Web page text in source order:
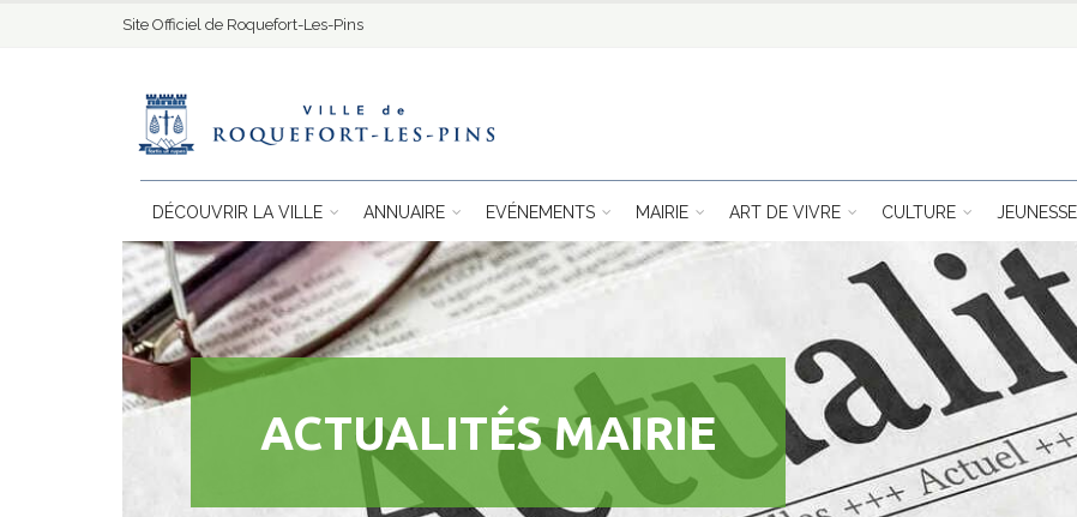
Site Officiel de Roquefort-Les-Pins
DÉCOUVRIR LA VILLE ANNUAIRE EVÉNEMENTS MAIRIE ART DE VIVRE CULTURE JEUNESSE
ACTUALITÉS MAIRIE